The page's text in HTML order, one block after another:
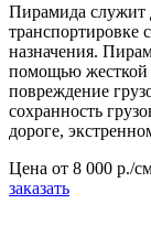
Пирамида служит
транспортировке
назначения.
помощью жесткой
повреждение
сохранность
дороге,
Цена от 8 000 р./
заказать